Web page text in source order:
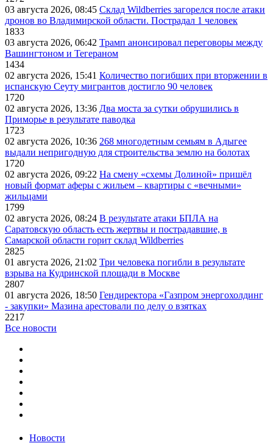
03 августа 2026, 08:45 Склад Wildberries загорелся после атаки
дронов во Владимирской области. Пострадал 1 человек
1833
03 августа 2026, 06:42 Трамп анонсировал переговоры между
Вашингтоном и Тегераном
1434
02 августа 2026, 15:41 Количество погибших при вторжении в
испанскую Сеуту мигрантов достигло 90 человек
1720
02 августа 2026, 13:36 Два моста за сутки обрушились в
Приморье в результате паводка
1723
02 августа 2026, 10:36 268 многодетным семьям в Адыгее
выдали непригодную для строительства землю на болотах
1720
02 августа 2026, 09:22 На смену «схемы Долиной» пришёл
новый формат аферы с жильем – квартиры с «вечными»
жильцами
1799
02 августа 2026, 08:24 В результате атаки БПЛА на
Саратовскую область есть жертвы и пострадавшие, в
Самарской области горит склад Wildberries
2825
01 августа 2026, 21:02 Три человека погибли в результате
взрыва на Кудринской площади в Москве
2807
01 августа 2026, 18:50 Гендиректора «Газпром энергохолдинг
- закупки» Мазина арестовали по делу о взятках
2217
Все новости
Новости